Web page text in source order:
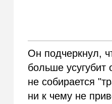
Он подчеркнул,
больше
не собирается
ни к чему не